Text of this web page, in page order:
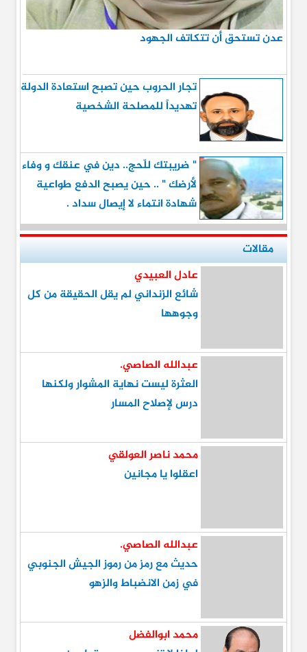
عدن تستحق أن تتكاتف الجهود
تجار الحروب حين تصبح استعادة الدولة
تهديداً للمصلحة الشخصية
" ضريبتك للّحج.. دين في عنقك و وفاء
لأرضك " .. حين يصبح الدفع طواعية
شهادة انتماء لا إيصال سداد .
مقالات
عادل العبيدي
شائع الزنداني لم يقل الحقيقة من كل
وجوهها
عبدالله الصاصي.
العثرة ليست نهاية المشوار ولكنها
درس لإصلاح المسار
محمد ناصر العولقي
اعقلوا يا مجانين
عبدالله الصاصي.
حديث مع رمز من رموز الجيش الجنوبي
في زمن الانضباط والزهو
محمد ابوالفضل